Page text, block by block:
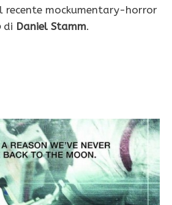
recente mockumentary-horror
di Daniel Stamm.